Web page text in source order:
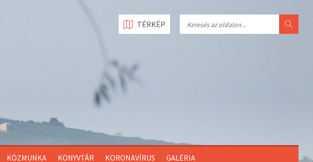
KÖZMUNKA KÖNYVTÁR KORONAVÍRUS GALÉRIA
TÉRKÉP